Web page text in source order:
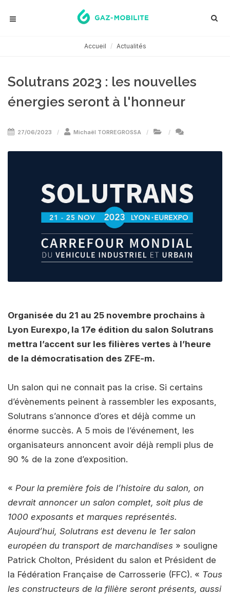
Accueil Actualités
Solutrans 2023 : les nouvelles
énergies seront à l'honneur
27/06/2023 Michaël TORREGROSSA
Organisée du 21 au 25 novembre prochains à
Lyon Eurexpo, la 17e édition du salon Solutrans
mettra l’accent sur les filières vertes à l’heure
de la démocratisation des ZFE-m.
Un salon qui ne connait pas la crise. Si certains
d’évènements peinent à rassembler les exposants,
Solutrans s’annonce d’ores et déjà comme un
énorme succès. A 5 mois de l’événement, les
organisateurs annoncent avoir déjà rempli plus de
90 % de la zone d’exposition.
« Pour la première fois de l’histoire du salon, on
devrait annoncer un salon complet, soit plus de
1000 exposants et marques représentés.
Aujourd’hui, Solutrans est devenu le 1er salon
européen du transport de marchandises » souligne
Patrick Cholton, Président du salon et Président de
la Fédération Française de Carrosserie (FFC). « Tous
les constructeurs de la filière seront présents, aussi